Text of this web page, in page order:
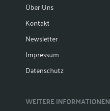
Über Uns
Kontakt
Newsletter
Impressum
Datenschutz
WEITERE INFORMATIONEN